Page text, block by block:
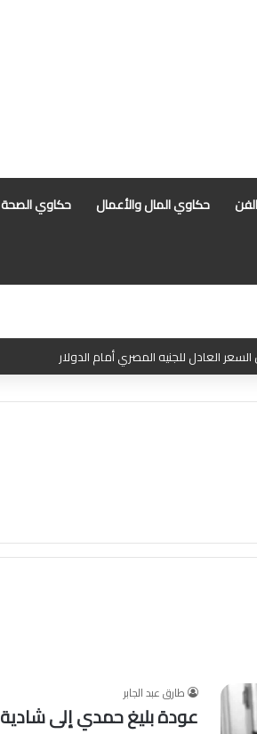
حكاوي المال والأعمال حكاوي الصحة
العادل للجنيه المصري أمام الدولار
طارق عبد الجابر
عودة بليغ حمدي إلى شادية